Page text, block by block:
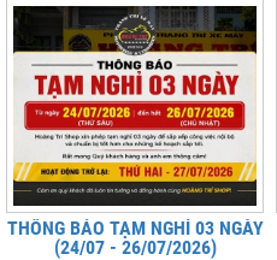
THÔNG BÁO TẠM NGHỈ 03 NGÀY
(24/07 - 26/07/2026)